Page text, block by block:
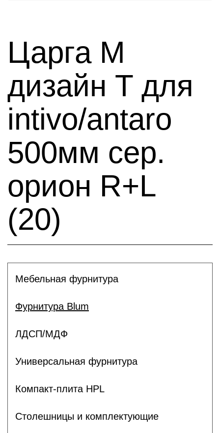
Царга M
дизайн T для
intivo/antaro
500мм сер.
орион R+L
(20)
Мебельная фурнитура
Фурнитура Blum
ЛДСП/МДФ
Универсальная фурнитура
Компакт-плита HPL
Столешницы и комплектующие